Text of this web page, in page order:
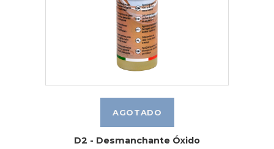
D2 - Desmanchante Óxido